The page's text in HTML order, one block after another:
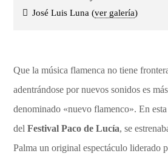
José Luis Luna (ver galería)
Que la música flamenca no tiene
adentrándose por nuevos sonidos es
denominado «nuevo flamenco». En
delFestival Paco de Lucía, se
Palma un original espectáculo liderado